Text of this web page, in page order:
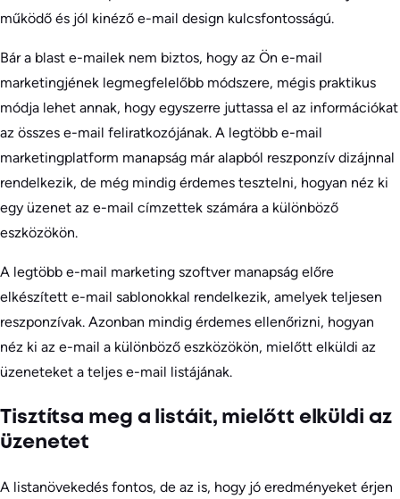
működő és jól kinéző e-mail design kulcsfontosságú.
Bár a blast e-mailek nem biztos, hogy az Ön e-mail
marketingjének legmegfelelőbb módszere, mégis praktikus
módja lehet annak, hogy egyszerre juttassa el az információkat
az összes e-mail feliratkozójának. A legtöbb e-mail
marketingplatform manapság már alapból reszponzív dizájnnal
rendelkezik, de még mindig érdemes tesztelni, hogyan néz ki
egy üzenet az e-mail címzettek számára a különböző
eszközökön.
A legtöbb e-mail marketing szoftver manapság előre
elkészített e-mail sablonokkal rendelkezik, amelyek teljesen
reszponzívak. Azonban mindig érdemes ellenőrizni, hogyan
néz ki az e-mail a különböző eszközökön, mielőtt elküldi az
üzeneteket a teljes e-mail listájának.
Tisztítsa meg a listáit, mielőtt elküldi az
üzenetet
A listanövekedés fontos, de az is, hogy jó eredményeket érjen